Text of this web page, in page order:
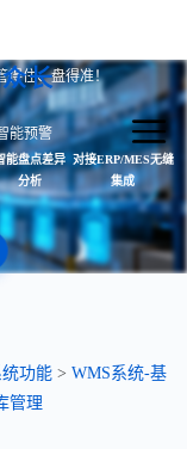
长
得住、盘得准！
能预警
能盘点差异
分析
对接ERP/MES无缝
集成
功能> WMS系统-基
管理